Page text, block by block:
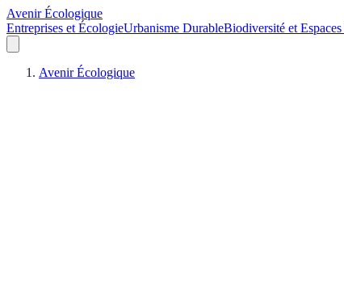
Avenir Écologique
Entreprises et ÉcologieUrbanisme DurableBiodiversité et Espaces
Avenir Écologique